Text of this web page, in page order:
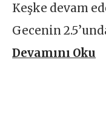
Keşke devam
Gecenin
Devamını Oku